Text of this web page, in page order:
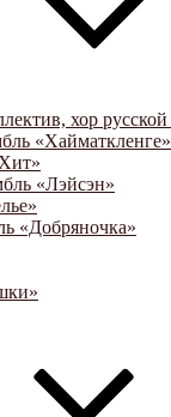
хор
«Хайматкленге»
«Лэйсэн»
«Добряночка»